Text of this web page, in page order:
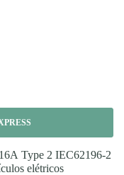
Type 2 IEC62196-2
elétricos